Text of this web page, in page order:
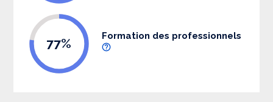
77% Formation des professionnels